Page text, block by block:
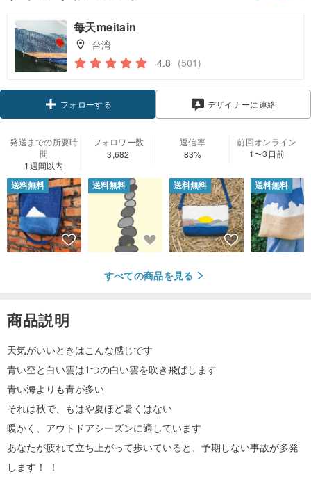
每天meitain
台湾
4.8 (501)
フォローする デザイナーに連絡
発送までの所要時
間
1週間以内
フォロワー数
3,682
返信率
83%
前回オンライン
1〜3日前
送料無料 送料無料 送料無料 送料無料
すべての商品を見る
商品説明
天気がいいときはこんな感じです
青い空と白い雲は1つの白い雲を吹き飛ばします
青い海よりも青が多い
それは秋で、もはや夏ほど暑くはない
暖かく、アウトドアシーズンに適しています
あなたが疲れて立ち上がって歩いていると、予期しない事故が多発
します！ ！